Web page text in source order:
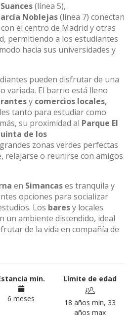
Suances(línea 5),
Noblejas(línea 7) conectan
el centro de Madrid y otras
permitiendo a los estudiantes
hacia sus universidades y
pueden disfrutar de una
variada. El barrio está lleno
y comercios locales,
tanto para estudiar como
su proximidad al Parque El
de los
zonas verdes perfectas
relajarse o reunirse con amigos
en Simancases tranquila y
opciones para socializar
Los baresy locales
un ambiente distendido, ideal
de la vida en compañía de
min.
6 meses
Límite de edad
18 años min, 33
años max